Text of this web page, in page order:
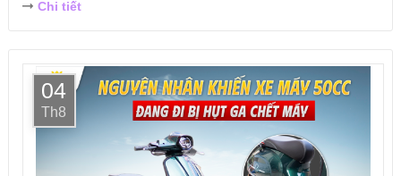
Chi tiết
04
Th8